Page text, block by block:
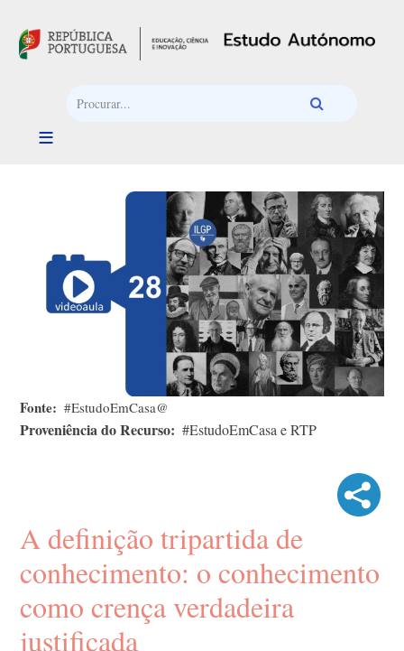
Fonte #EstudoEmCasa@
Proveniência do Recurso #EstudoEmCasa e RTP
A definição tripartida de
conhecimento: o conhecimento
como crença verdadeira
justificada